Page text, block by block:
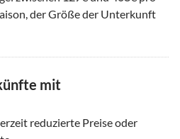
der Größe der Unterkunft
mit
reduzierte Preise oder